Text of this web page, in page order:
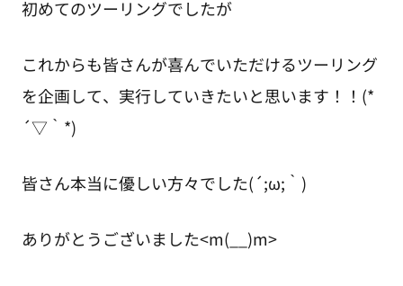
初めてのツーリングでしたが
これからも皆さんが喜んでいただけるツーリング
を企画して、実行していきたいと思います！！(*
´▽｀*)
皆さん本当に優しい方々でした(´;ω;｀)
ありがとうございました<m(__)m>